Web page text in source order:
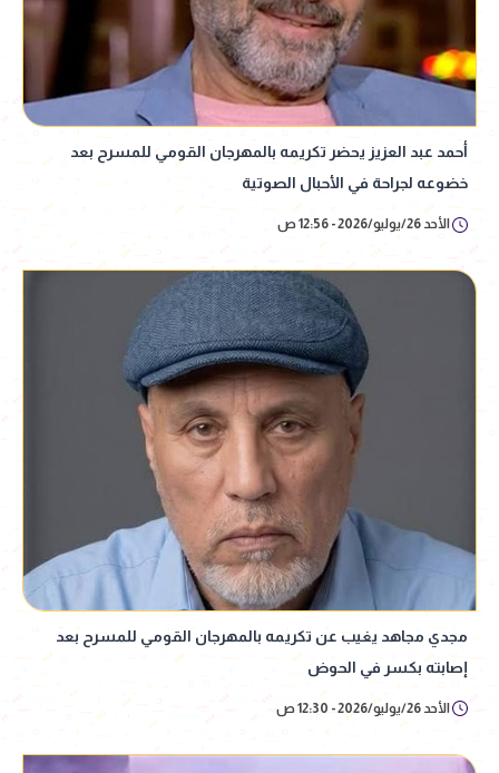
أحمد عبد العزيز يحضر تكريمه بالمهرجان القومي للمسرح بعد
خضوعه لجراحة في الأحبال الصوتية
الأحد 26/يوليو/2026 - 12:56 ص
مجدي مجاهد يغيب عن تكريمه بالمهرجان القومي للمسرح بعد
إصابته بكسر في الحوض
الأحد 26/يوليو/2026 - 12:30 ص